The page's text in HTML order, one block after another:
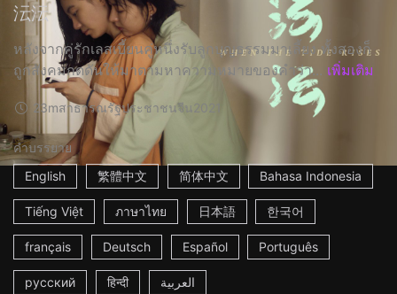
沄沄
หลังจากคู่รักเลสเบี้ยนคู่หนึ่งรับลูกบุญธรรมมาเลี้ยง ทั้งสองก็
ถูกสังคมกดดันให้มาตามหาความหมายของคำว่า... เพิ่มเติม
23mสาธารณรัฐประชาชนจีน
คำบรรยาย
English
繁體中文 简体中文 Bahasa Indonesia
Tiếng Việt ภาษาไทย 日本語 한국어
français Deutsch Español Português
русский हिन्दी العربية